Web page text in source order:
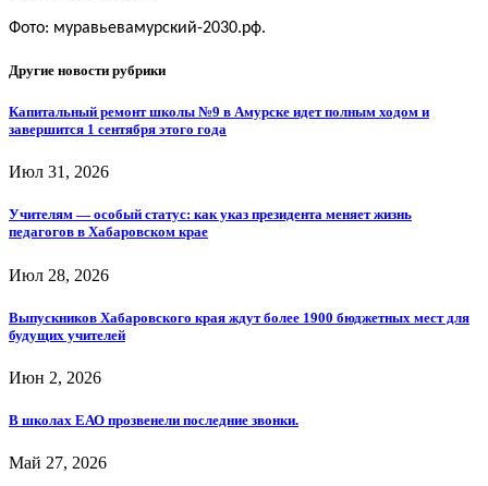
Фото: муравьевамурский-2030.рф.
Другие новости рубрики
Капитальный ремонт школы №9 в Амурске идет полным ходом и
завершится 1 сентября этого года
Июл 31, 2026
Учителям — особый статус: как указ президента меняет жизнь
педагогов в Хабаровском крае
Июл 28, 2026
Выпускников Хабаровского края ждут более 1900 бюджетных мест для
будущих учителей
Июн 2, 2026
В школах ЕАО прозвенели последние звонки.
Май 27, 2026